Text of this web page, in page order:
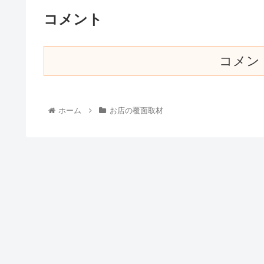
コメント
コメン
ホーム お店の覆面取材